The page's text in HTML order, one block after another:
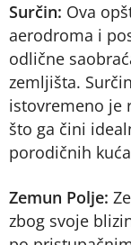
Surčin: Ova
aerodroma i
odlične
zemljišta.
istovremeno je
što ga čini
porodičnih
Zemun Polje:
zbog svoje